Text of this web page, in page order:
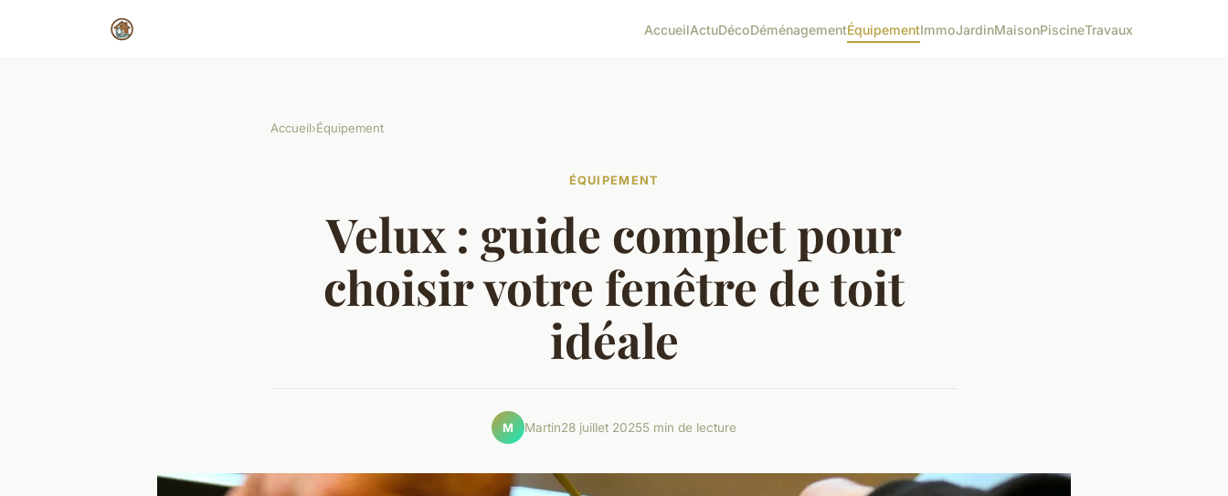
AccueilActuDécoDéménagementÉquipementImmoJardinMaisonPiscineTravaux
Accueil›Équipement
ÉQUIPEMENT
Velux : guide complet pour
choisir votre fenêtre de toit
idéale
M Martin28 juillet 20255 min de lecture